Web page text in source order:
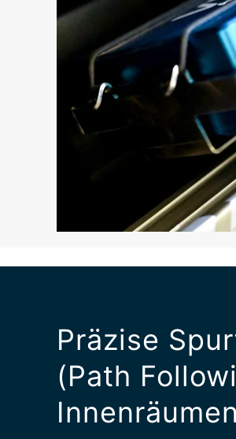
Präzise
(Path
Innenräumen